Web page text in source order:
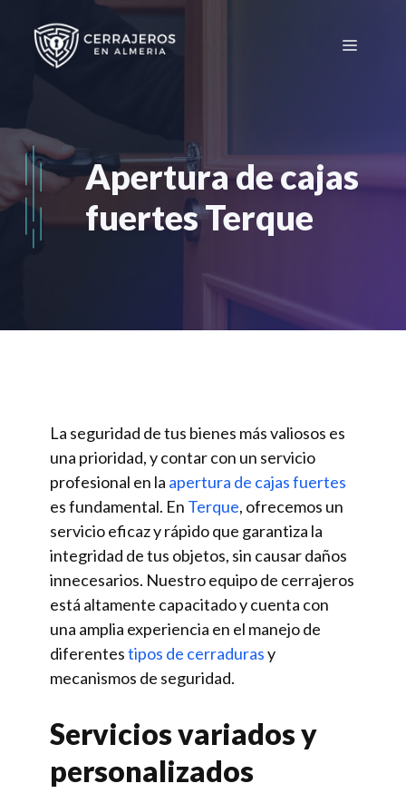
contenido
Menú
Apertura de cajas
fuertes Terque
La seguridad de tus bienes más valiosos es
una prioridad, y contar con un servicio
profesional en la apertura de cajas fuertes
es fundamental. En Terque, ofrecemos un
servicio eficaz y rápido que garantiza la
integridad de tus objetos, sin causar daños
innecesarios. Nuestro equipo de cerrajeros
está altamente capacitado y cuenta con
una amplia experiencia en el manejo de
diferentestipos de cerradurasy
mecanismos de seguridad.
Servicios variados y
personalizados